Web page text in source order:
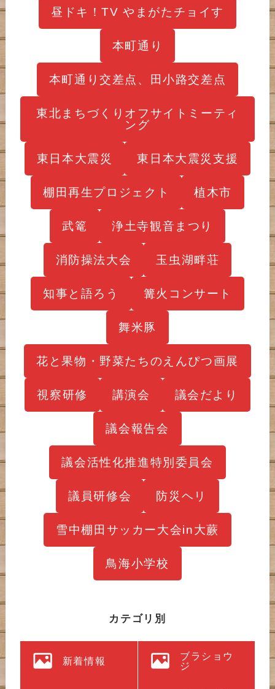
昼ドキ！TV やまがたチョイす
本町通り
本町通り交差点、田小路交差点
東北まちづくりオフサイトミーティ
ング
東日本大震災 東日本大震災支援
棚田再生プロジェクト 植木市
武篭 浄土寺観音まつり
消防操法大会 玉虫湖畔荘
知事と語ろう 篝火コンサート
舞米豚
花と果物・野菜たちのえんぴつ画展
視察研修 講演会 議会だより
議会報告会
議会活性化推進特別委員会
議員研修会 防災ヘリ
雪中棚田サッカー大会in大蕨
鳥海小学校
カテゴリ別
新着情報
ブラショウ
ジ